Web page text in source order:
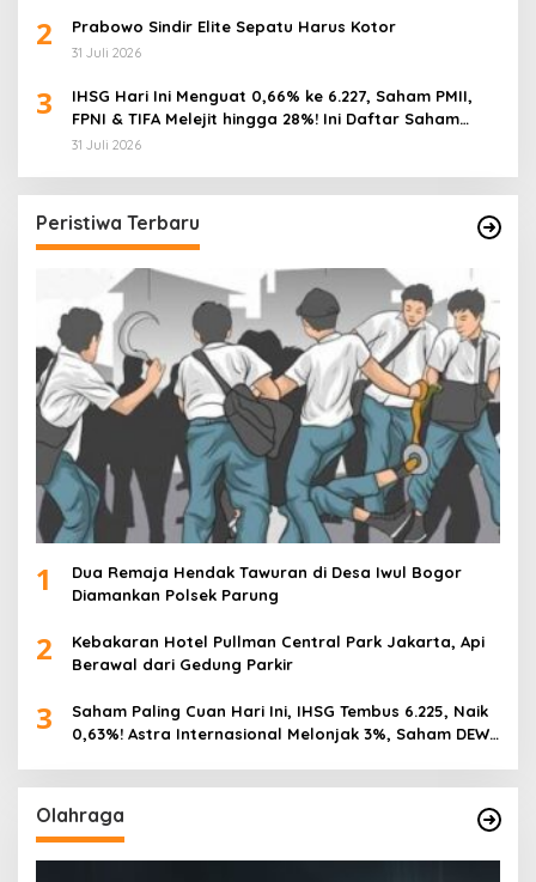
2 Prabowo Sindir Elite Sepatu Harus Kotor
31 Juli 2026
3
IHSG Hari Ini Menguat 0,66% ke 6.227, Saham PMII,
FPNI & TIFA Melejit hingga 28%! Ini Daftar Saham
Paling Cuan & Volume Tertinggi 31 Juli 2026
31 Juli 2026
Peristiwa Terbaru
1
Dua Remaja Hendak Tawuran di Desa Iwul Bogor
Diamankan Polsek Parung
2
Kebakaran Hotel Pullman Central Park Jakarta, Api
Berawal dari Gedung Parkir
3
Saham Paling Cuan Hari Ini, IHSG Tembus 6.225, Naik
0,63%! Astra Internasional Melonjak 3%, Saham DEWA
Olahraga